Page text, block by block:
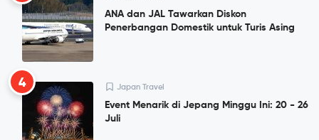
ANA dan JAL Tawarkan Diskon
Penerbangan Domestik untuk Turis Asing
4 Japan Travel
Event Menarik di Jepang Minggu Ini: 20 - 26
Juli